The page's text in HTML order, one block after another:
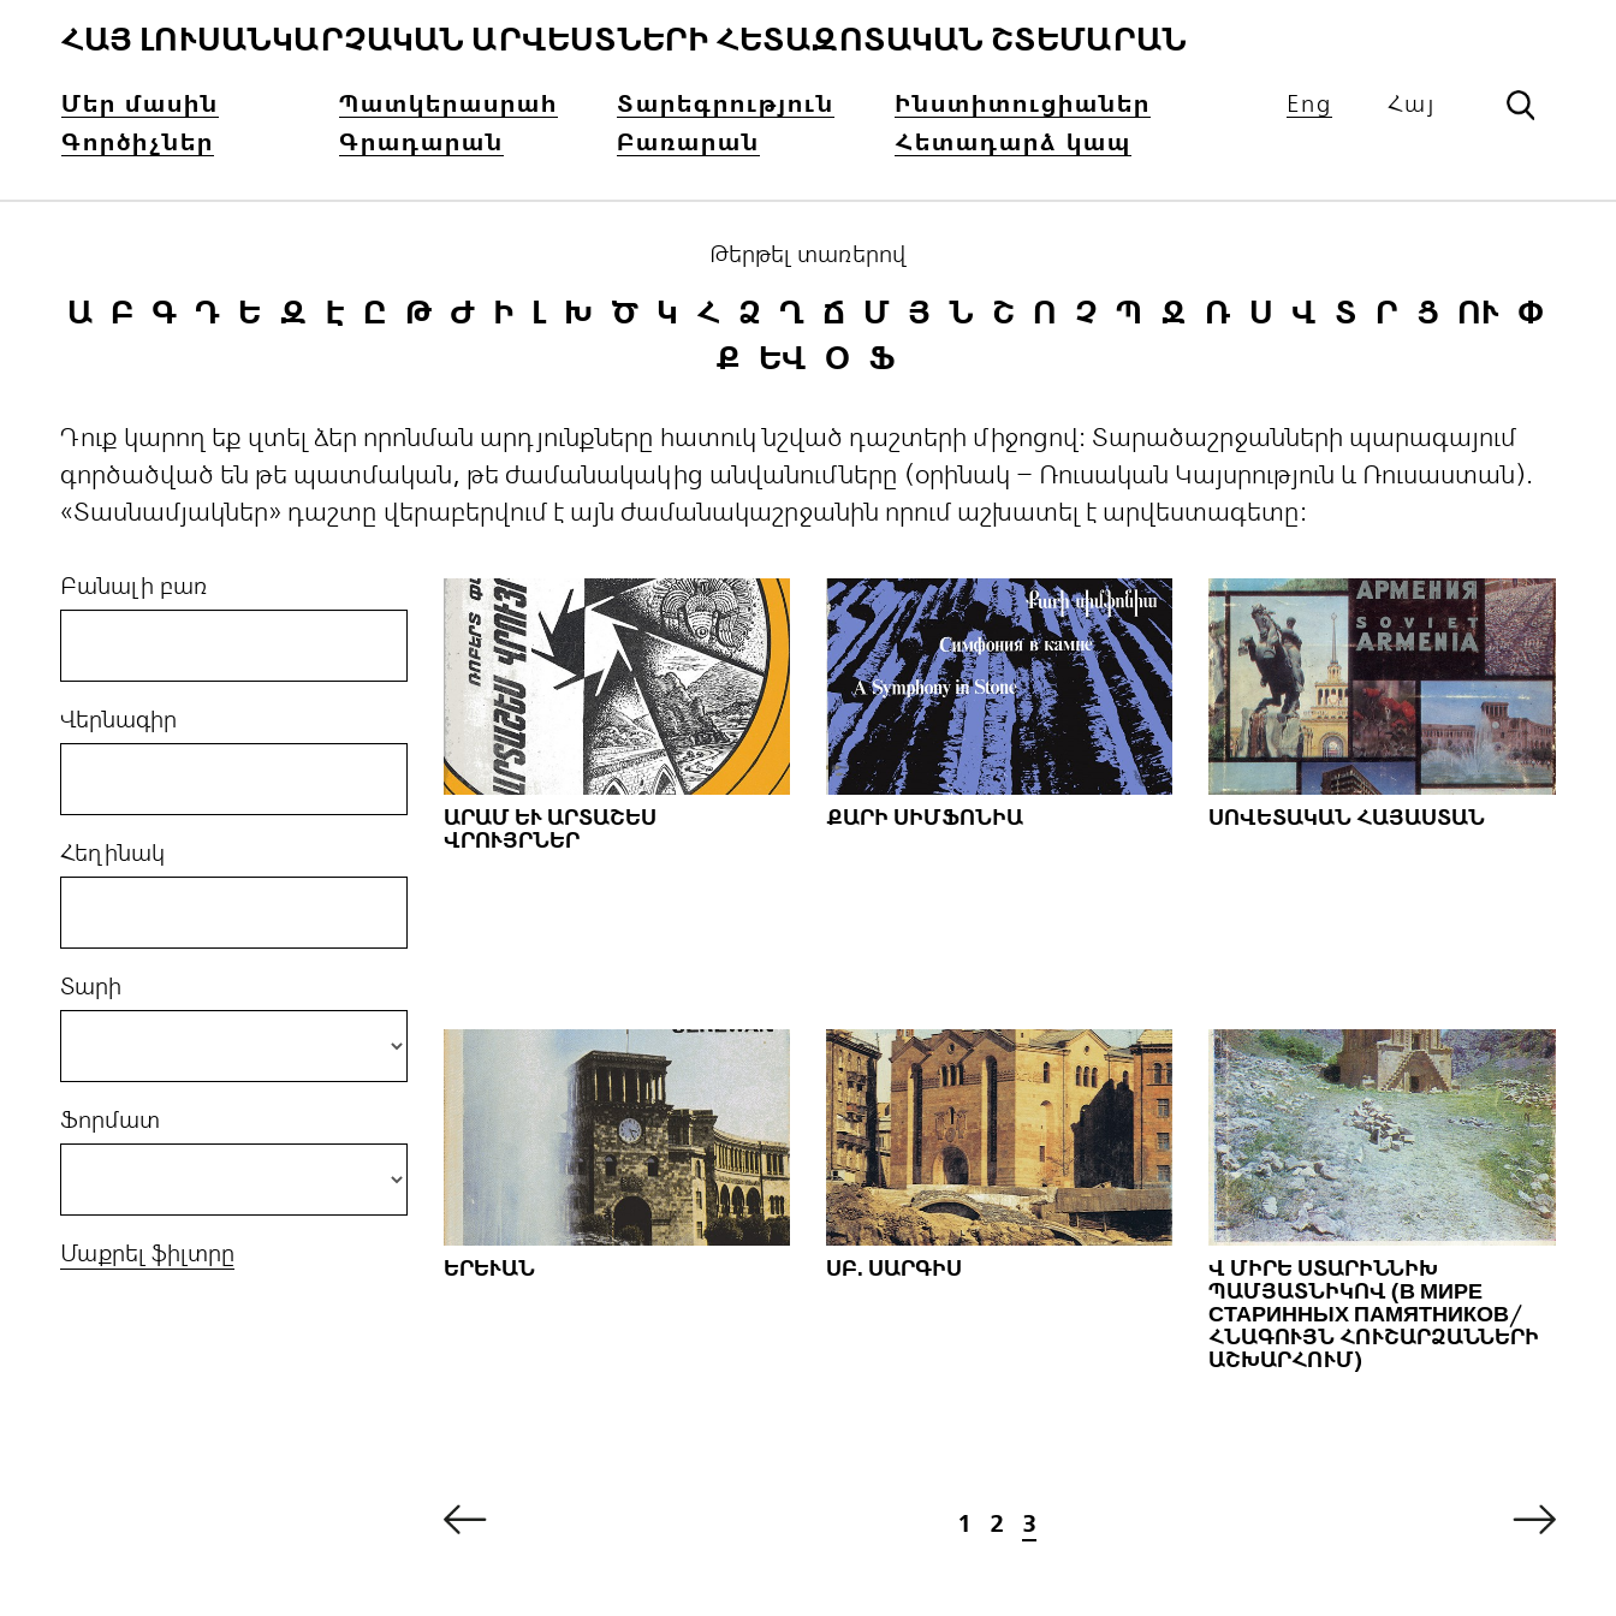
ՀԱՅ ԼՈՒՍԱՆԿԱՐՉԱԿԱՆ ԱՐՎԵՍՏՆԵՐԻ ՀԵՏԱԶՈՏԱԿԱՆ ՇՏԵՄԱՐԱՆ
Մեր մասին Պատկերասրահ Տարեգրություն
Ինստիտուցիաներ
Գործիչներ
Գրադարան Բառարան Հետադարձ կապ
Eng Հայ
Թերթել տառերով
Ա Բ Գ Դ Ե Զ Է Ը Թ Ժ Ի Լ Խ Ծ Կ Հ Ձ Ղ Ճ Մ Յ Ն Շ Ո Չ Պ Ջ Ռ Ս Վ Տ Ր Ց ՈՒ Փ
Ք ԵՎ Օ Ֆ
Դուք կարող եք զտել ձեր որոնման արդյունքները հատուկ նշված դաշտերի միջոցով: Տարածաշրջանների պարագայում
գործածված են թե պատմական, թե ժամանակակից անվանումները (օրինակ – Ռուսական Կայսրություն և Ռուսաստան).
«Տասնամյակներ» դաշտը վերաբերվում է այն ժամանակաշրջանին որում աշխատել է արվեստագետը:
Բանալի բառ
Վերնագիր
Հեղինակ
Տարի
Ֆորմատ
Մաքրել ֆիլտրը
ԱՐԱՄ ԵՒ ԱՐՏԱՇԵՍ Վ
ՐՈՒՅՐՆԵՐ
ՔԱՐԻ ՍԻՄՖՈՆԻԱ ՍՈՎԵՏԱԿԱՆ ՀԱՅԱՍՏԱՆ
ԵՐԵՒԱՆ ՍԲ. ՍԱՐԳԻՍ
Վ ՄԻՐԵ ՍՏԱՐԻՆՆԻԽ
ՊԱՄՅԱՏՆԻԿՈՎ (В МИРЕ
СТАРИННЫХ ПАМЯТНИКОВ/
ՀՆԱԳՈՒՅՆ ՀՈՒՇԱՐՁԱՆՆԵՐԻ
ԱՇԽԱՐՀՈՒՄ)
1 2 3